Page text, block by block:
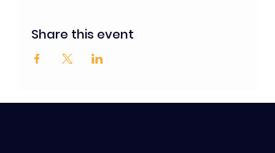
Share this event